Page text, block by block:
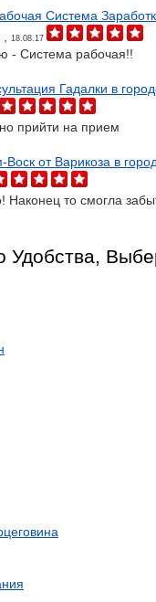
Система
18.08.17
- Система рабочая!!
Гадалки в
прийти на прием
от Варикоза в
Наконец то смогла
Удобства,